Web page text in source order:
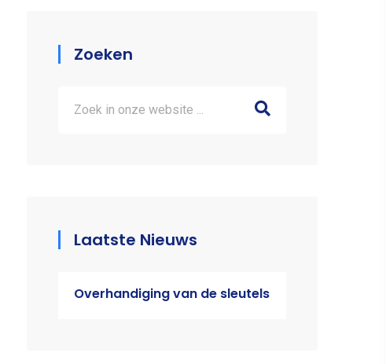
Zoeken
Laatste Nieuws
Overhandiging van de sleutels